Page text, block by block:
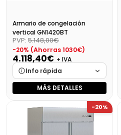
Armario de congelación
vertical GN1420BT
PVP: 5.148,00€
-20% (Ahorras 1030€)
4.118,40€ + IVA
Info rápida
Marca
Cargando…
Medidas
Cargando…
Disponibilidad
Cargando…
MÁS DETALLES
-20%